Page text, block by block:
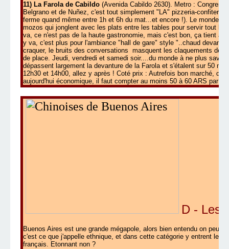
11) La Farola de Cabildo (Avenida Cabildo 2630). Metro :
Belgrano et de Nuñez, c'est tout simplement "LA" pizzeria-confiteria
ferme quand même entre 1h et 6h du mat...et encore !). Le monde
mozos qui jonglent avec les plats entre les tables pour servir tout le
va, ce n'est pas de la haute gastronomie, mais c'est bon, ça tient
y va, c'est plus pour l'ambiance "hall de gare" style "..chaud
craquer, le bruits des conversations masquent les claquements
de place. Jeudi, vendredi et samedi soir....du monde à ne plus
dépassent largement la devanture de la Farola et s'étalent sur 50 m.
12h30 et 14h00, allez y après ! Coté prix : Autrefois bon marché,
aujourd'hui économique, il faut compter au moins 50 à 60 ARS par
D - Les
Buenos Aires est une grande mégapole, alors bien entendu on peut
c'est ce que j'appelle ethnique, et dans cette catégorie y entrent les
français. Etonnant non ?